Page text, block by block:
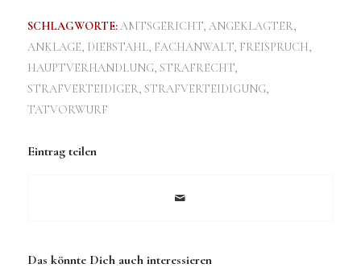
SCHLAGWORTE: AMTSGERICHT, ANGEKLAGTER,
ANKLAGE, DIEBSTAHL, FACHANWALT, FREISPRUCH,
HAUPTVERHANDLUNG, STRAFRECHT,
STRAFVERTEIDIGER, STRAFVERTEIDIGUNG,
TATVORWURF
Eintrag teilen
Das könnte Dich auch interessieren